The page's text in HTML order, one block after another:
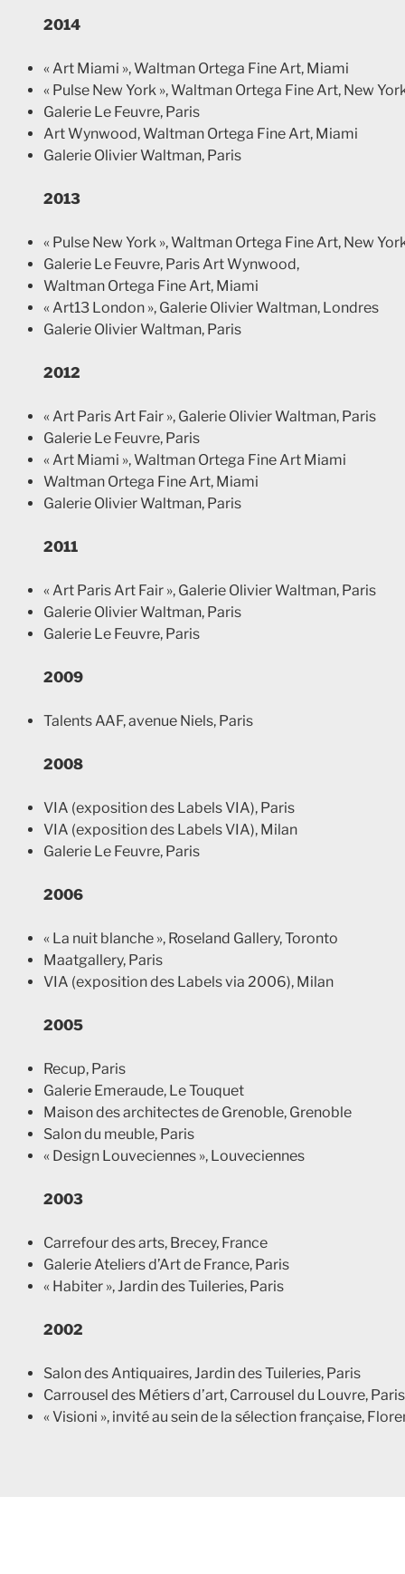
2014
« Art Miami », Waltman Ortega Fine Art, Miami
« Pulse New York », Waltman Ortega Fine Art, New
Galerie Le Feuvre, Paris
Art Wynwood, Waltman Ortega Fine Art, Miami
Galerie Olivier Waltman, Paris
2013
« Pulse New York », Waltman Ortega Fine Art, New
Galerie Le Feuvre, Paris Art Wynwood,
Waltman Ortega Fine Art, Miami
« Art13 London », Galerie Olivier Waltman, Londres
Galerie Olivier Waltman, Paris
2012
« Art Paris Art Fair », Galerie Olivier Waltman, Paris
Galerie Le Feuvre, Paris
« Art Miami », Waltman Ortega Fine Art Miami
Waltman Ortega Fine Art, Miami
Galerie Olivier Waltman, Paris
2011
« Art Paris Art Fair », Galerie Olivier Waltman, Paris
Galerie Olivier Waltman, Paris
Galerie Le Feuvre, Paris
2009
Talents AAF, avenue Niels, Paris
2008
VIA (exposition des Labels VIA), Paris
VIA (exposition des Labels VIA), Milan
Galerie Le Feuvre, Paris
2006
« La nuit blanche », Roseland Gallery, Toronto
Maatgallery, Paris
VIA (exposition des Labels via 2006), Milan
2005
Recup, Paris
Galerie Emeraude, Le Touquet
Maison des architectes de Grenoble, Grenoble
Salon du meuble, Paris
« Design Louveciennes », Louveciennes
2003
Carrefour des arts, Brecey, France
Galerie Ateliers d’Art de France, Paris
« Habiter », Jardin des Tuileries, Paris
2002
Salon des Antiquaires, Jardin des Tuileries, Paris
Carrousel des Métiers d’art, Carrousel du Louvre, Paris
« Visioni », invité au sein de la sélection française,